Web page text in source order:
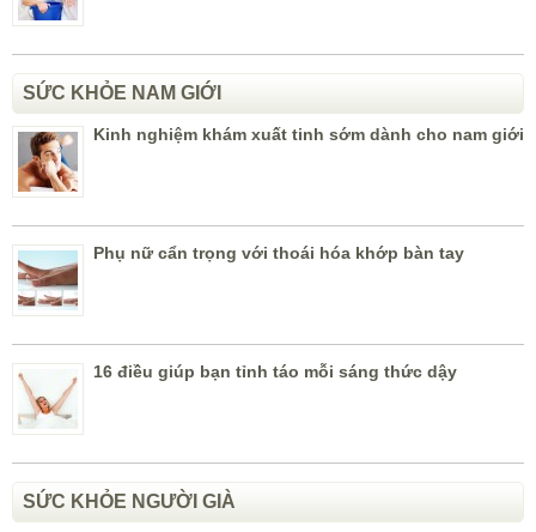
SỨC KHỎE NAM GIỚI
Kinh nghiệm khám xuất tinh sớm dành cho nam giới
Phụ nữ cẩn trọng với thoái hóa khớp bàn tay
16 điều giúp bạn tỉnh táo mỗi sáng thức dậy
SỨC KHỎE NGƯỜI GIÀ